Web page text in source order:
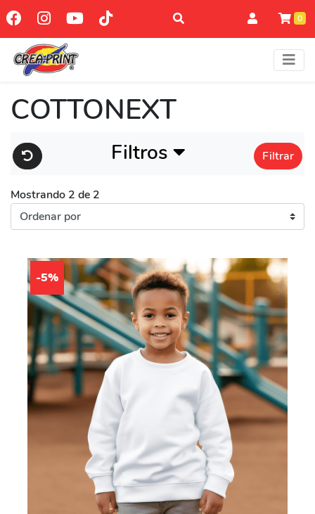
0
COTTONEXT
Filtros Filtrar
Mostrando 2 de 2
-5%